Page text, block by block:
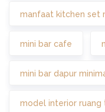
manfaat kitchen set
mini bar cafe
mini bar dapur
model interior ruang